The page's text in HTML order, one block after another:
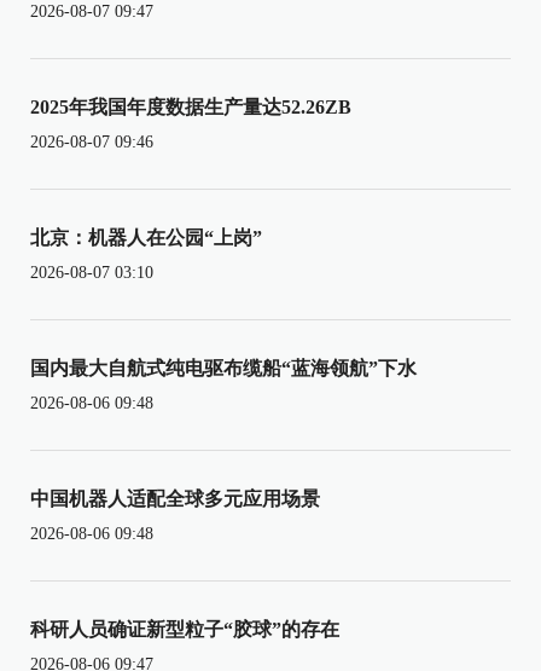
2026-08-07 09:47
2025年我国年度数据生产量达52.26ZB
2026-08-07 09:46
北京：机器人在公园“上岗”
2026-08-07 03:10
国内最大自航式纯电驱布缆船“蓝海领航”下水
2026-08-06 09:48
中国机器人适配全球多元应用场景
2026-08-06 09:48
科研人员确证新型粒子“胶球”的存在
2026-08-06 09:47